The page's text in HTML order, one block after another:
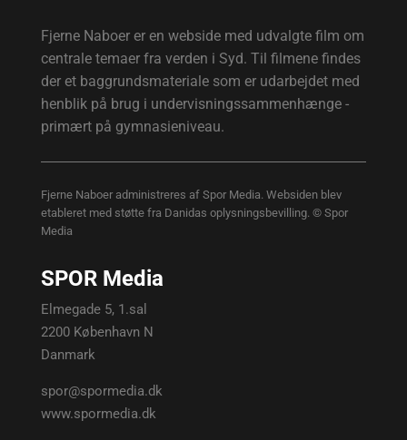
Fjerne Naboer er en webside med udvalgte film om
centrale temaer fra verden i Syd. Til filmene findes
der et baggrundsmateriale som er udarbejdet med
henblik på brug i undervisningssammenhænge -
primært på gymnasieniveau.
Fjerne Naboer administreres af Spor Media. Websiden blev
etableret med støtte fra Danidas oplysningsbevilling. © Spor
Media
SPOR Media
Elmegade 5, 1.sal
2200 København N
Danmark
spor@spormedia.dk
www.spormedia.dk